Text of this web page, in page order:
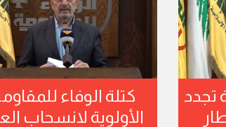
كتلة الوفاء
الأولوية لانسحاب
تجدد